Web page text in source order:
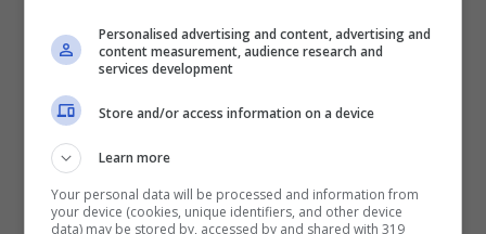
In questi ultimi mesi,il nativo di Southport
si è fatto sentire sulla top class di oggi
criticando e non poco la troppa elettronica
che è presente, così come l’eccessiva
Personalised advertising and content, advertising and
content measurement, audience research and
services development
Store and/or access information on a device
Learn more
Your personal data will be processed and information from
your device (cookies, unique identifiers, and other device
data) may be stored by, accessed by and shared with 319